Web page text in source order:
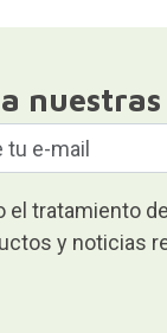
el tratamiento
y noticias